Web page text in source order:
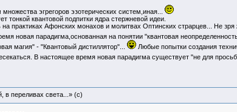
эгрегоров эзотерических систем,иная...
квантовой подпитки ядра стержневой идеи.
практиках Афонских монахов и молитвах Оптинских страрцев... Не
новая парадигма,основанная на понятии "квантовая
магия" - "Квантовый дистиллятор"...
Любые попытки создания
В настоящее время новая парадигма существует "не для
в переливах света...» (c)